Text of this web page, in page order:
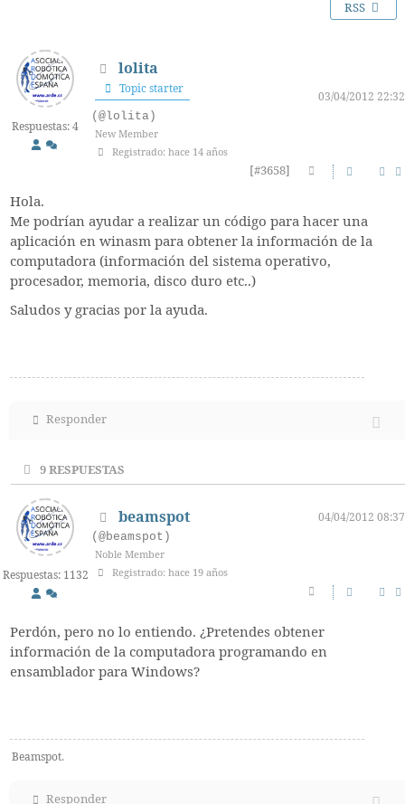
RSS
Respuestas: 4
lolita
Topic starter
03/04/2012 22:32
(@lolita)
New Member
Registrado: hace 14 años
[#3658]
Hola.
Me podrían ayudar a realizar un código para hacer una
aplicación en winasm para obtener la información de la
computadora (información del sistema operativo,
procesador, memoria, disco duro etc..)
Saludos y gracias por la ayuda.
Responder
9RESPUESTAS
Respuestas: 1132
beamspot
04/04/2012 08:37
(@beamspot)
Noble Member
Registrado: hace 19 años
Perdón, pero no lo entiendo. ¿Pretendes obtener
información de la computadora programando en
ensamblador para Windows?
Beamspot.
Responder